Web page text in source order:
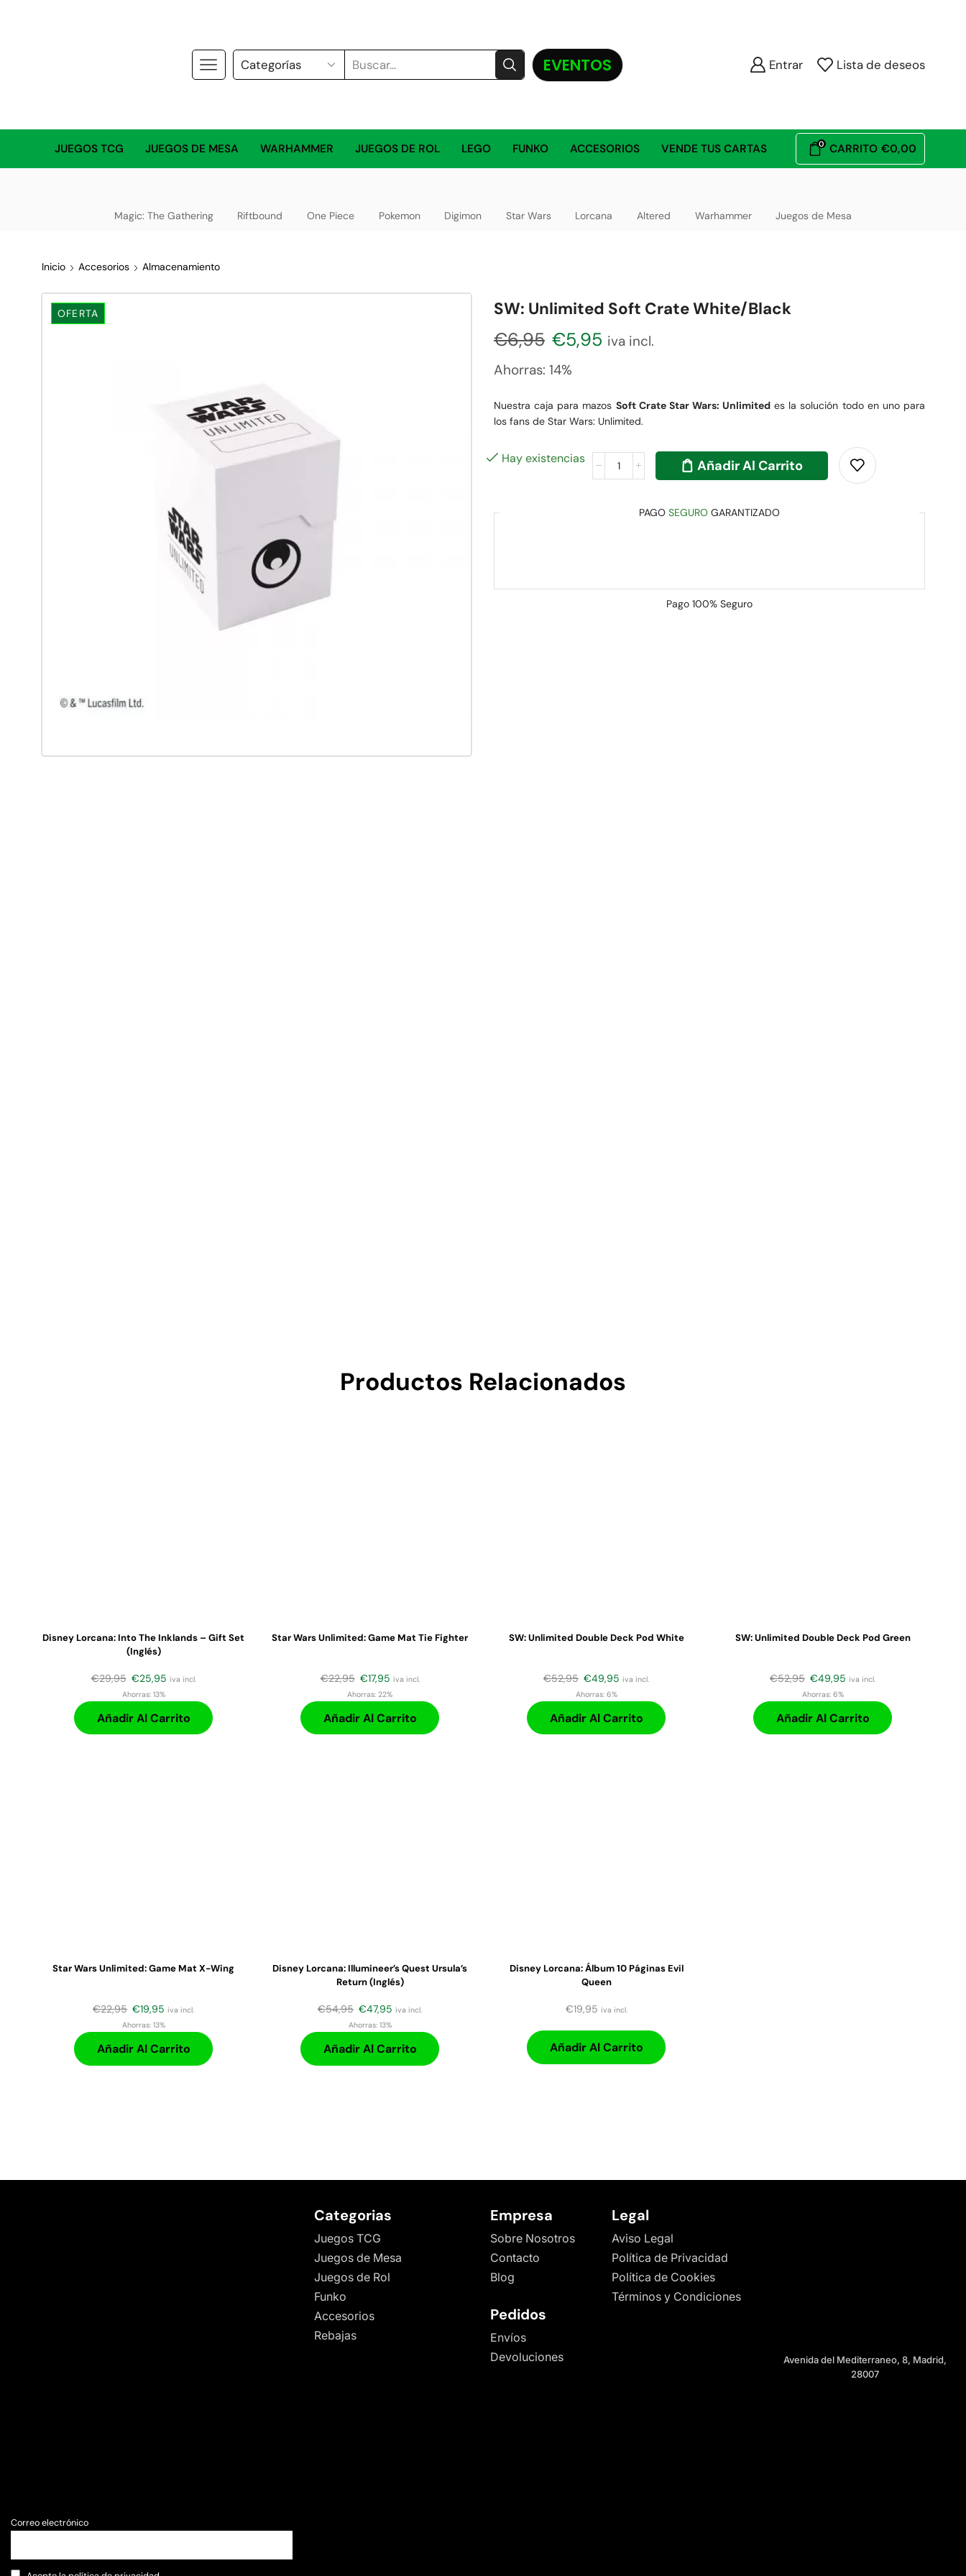
EVENTOS Entrar Lista de deseos
JUEGOS TCG JUEGOS DE MESA WARHAMMER JUEGOS DE ROL LEGO FUNKO ACCESORIOS VENDE TUS CARTAS 0 CARRITO €0,00
Magic: The Gathering Riftbound One Piece Pokemon Digimon Star Wars Lorcana Altered Warhammer Juegos de Mesa
Inicio Accesorios Almacenamiento
OFERTA SW: Unlimited Soft Crate White/Black
€6,95 €5,95 iva incl.
Ahorras: 14%
Nuestra caja para mazos Soft Crate Star Wars: Unlimited es la solución todo en uno para
los fans de Star Wars: Unlimited.
Hay existencias Añadir Al Carrito
PAGO SEGURO GARANTIZADO
Pago 100% Seguro
Productos Relacionados
Disney Lorcana: Into The Inklands – Gift Set
(Inglés)
€29,95 €25,95 iva incl.
Ahorras:13%
Añadir Al Carrito
Star Wars Unlimited: Game Mat Tie Fighter
€22,95 €17,95 iva incl.
Ahorras: 22%
Añadir Al Carrito
SW: Unlimited Double Deck Pod White
€52,95 €49,95 iva incl.
Ahorras:6%
Añadir Al Carrito
SW: Unlimited Double Deck Pod Green
€52,95 €49,95 iva incl.
Ahorras:6%
Añadir Al Carrito
Star Wars Unlimited: Game Mat X-Wing
€22,95 €19,95 iva incl.
Ahorras:13%
Añadir Al Carrito
Disney Lorcana: Illumineer’s Quest Ursula’s
Return (Inglés)
€54,95 €47,95 iva incl.
Ahorras:13%
Añadir Al Carrito
Disney Lorcana: Álbum 10 Páginas Evil
Queen
€19,95 iva incl.
Añadir Al Carrito
Correo electrónico
Categorias
Juegos TCG
Juegos de Mesa
Juegos de Rol
Funko
Accesorios
Rebajas
Empresa
Sobre Nosotros
Contacto
Blog
Pedidos
Envíos
Devoluciones
Legal
Aviso Legal
Política de Privacidad
Política de Cookies
Términos y Condiciones
Avenida del Mediterraneo, 8, Madrid,
28007